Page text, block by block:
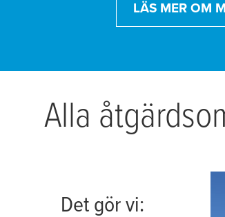
LÄS MER OM
Alla
Det gör vi: